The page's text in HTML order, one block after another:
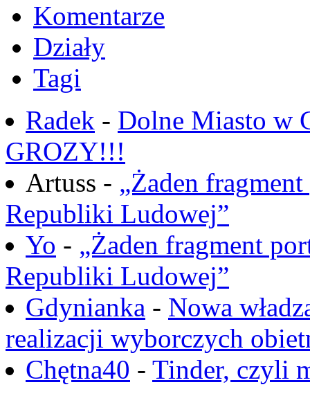
Komentarze
Działy
Tagi
Radek - Dolne Miasto w
GROZY!!!
Artuss - „Żaden
Republiki Ludowej”
Yo - „Żaden fragment
Republiki Ludowej”
Gdynianka - Nowa
realizacji wyborczych
Chętna40 - Tinder, czyli